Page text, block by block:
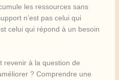
les ressources sans
n’est pas celui qui
celui qui répond à un besoin
revenir à la question de
? Comprendre une